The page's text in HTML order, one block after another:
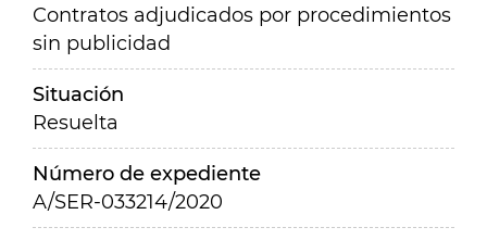
Contratos adjudicados por procedimientos
sin publicidad
Situación
Resuelta
Número de expediente
A/SER-033214/2020